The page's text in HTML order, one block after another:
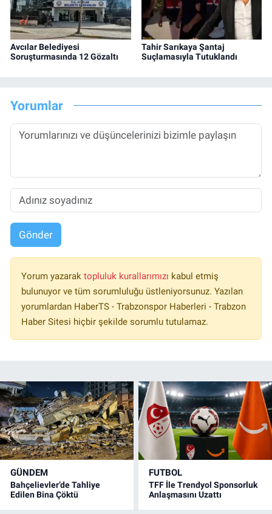
Avcılar Belediyesi
Soruşturmasında 12 Gözaltı
Tahir Sarıkaya Şantaj
Suçlamasıyla Tutuklandı
Yorumlar
Gönder
Yorum yazarak topluluk kurallarımızı kabul etmiş
bulunuyor ve tüm sorumluluğu üstleniyorsunuz. Yazılan
yorumlardan HaberTS - Trabzonspor Haberleri - Trabzon
Haber Sitesi hiçbir şekilde sorumlu tutulamaz.
GÜNDEM
Bahçelievler’de Tahliye
Edilen Bina Çöktü
FUTBOL
TFF İle Trendyol Sponsorluk
Anlaşmasını Uzattı